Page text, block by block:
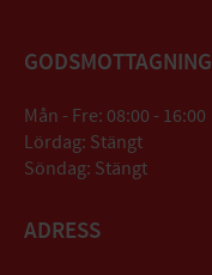
GODSMOTTAGNING
Mån - Fre: 08:00 - 16:00
Lördag: Stängt
Söndag: Stängt
ADRESS